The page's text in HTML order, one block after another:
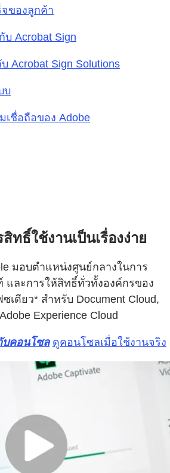
จของลูกค้า
Acrobat Sign
Acrobat Sign Solutions
บ
เชื่อถือของ Adobe
ทธิ์ใช้งานเป็นเรื่องง่าย
มอบตำแหน่งศูนย์กลางในการ
ละการให้สิทธิ์ทั่วทั้งองค์กรของ
เดียว* สำหรับ Document Cloud,
Experience Cloud
บคอนโซล ดูคอนโซลเมื่อใช้งานจริง